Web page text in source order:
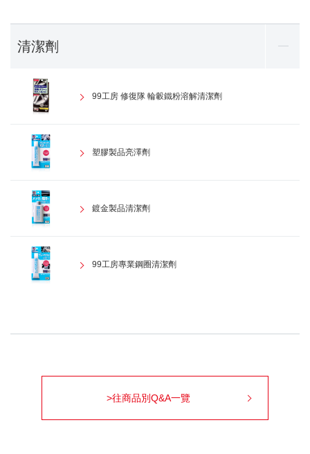
清潔劑
99工房 修復隊 輪轂鐵粉溶解清潔劑
塑膠製品亮澤劑
鍍金製品清潔劑
99工房專業鋼圈清潔劑
>往商品別Q&A一覽